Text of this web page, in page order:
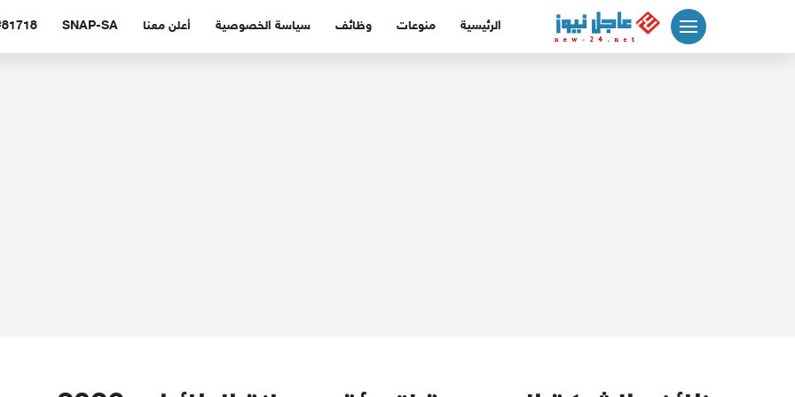
الرئيسية منوعات وظائف سياسة الخصوصية أعلن معنا SNAP-SA #81718 (بدون